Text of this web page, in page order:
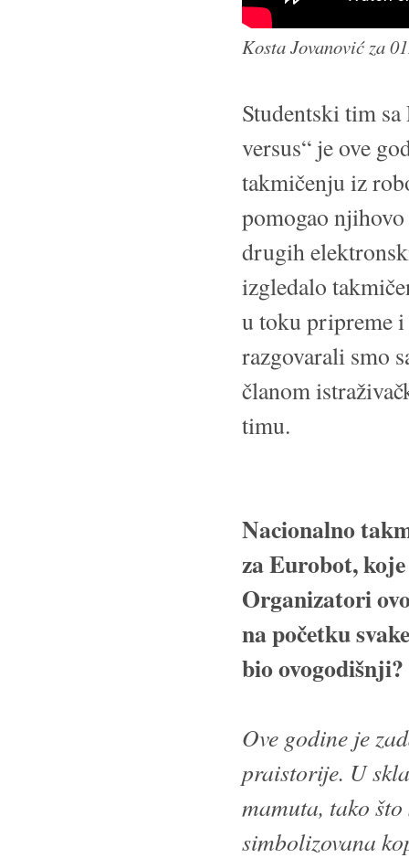
Kosta Jovanović za
Studentski tim
versus“ je ove
takmičenju iz
pomogao
drugih
izgledalo
u toku pripreme i
razgovarali smo
članom
timu.
Nacionalno
za Eurobot, koje
Organizatori
na početku
bio ovogodišnji?
Ove godine je
praistorije. U
mamuta, tako
simbolizovana